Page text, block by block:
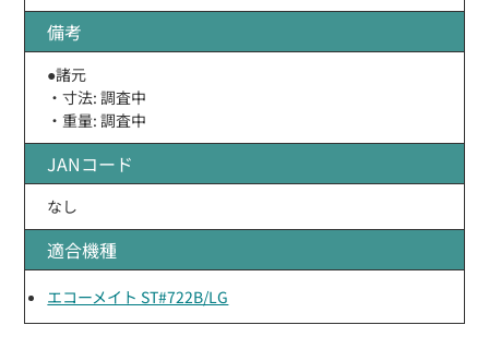
備考
●諸元
・寸法: 調査中
・重量: 調査中
JANコード
なし
適合機種
エコーメイト ST#722B/LG